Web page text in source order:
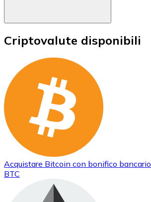
Criptovalute disponibili
Acquistare Bitcoin con bonifico bancario
BTC